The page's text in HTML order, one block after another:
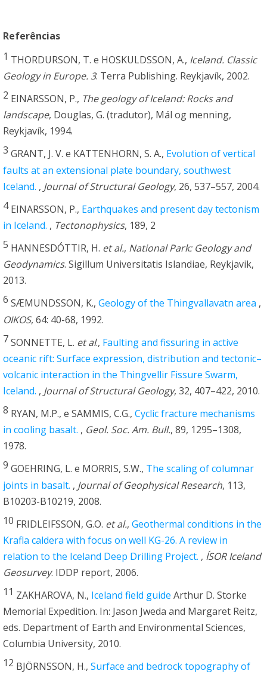
Referências
1 THORDURSON, T. e HOSKULDSSON, A., Iceland. Classic
Geology in Europe. 3. Terra Publishing. Reykjavík, 2002.
2 EINARSSON, P., The geology of Iceland: Rocks and
landscape, Douglas, G. (tradutor), Mál og menning,
Reykjavík, 1994.
3 GRANT, J. V. e KATTENHORN, S. A., Evolution of vertical
faults at an extensional plate boundary, southwest
Iceland. , Journal of Structural Geology, 26, 537–557, 2004.
4EINARSSON, P., Earthquakes and present day tectonism
in Iceland. , Tectonophysics, 189, 2
5 HANNESDÓTTIR, H. et al., National Park: Geology and
Geodynamics. Sigillum Universitatis Islandiae, Reykjavik,
2013.
6 SÆMUNDSSON, K., Geology of the Thingvallavatn area ,
OIKOS, 64: 40-68, 1992.
7SONNETTE, L. et al., Faulting and fissuring in active
oceanic rift: Surface expression, distribution and tectonic–
volcanic interaction in the Thingvellir Fissure Swarm,
Iceland. , Journal of Structural Geology, 32, 407–422, 2010.
8 RYAN, M.P., e SAMMIS, C.G., Cyclic fracture mechanisms
in cooling basalt. , Geol. Soc. Am. Bull., 89, 1295–1308,
1978.
9 GOEHRING, L. e MORRIS, S.W., The scaling of columnar
joints in basalt. , Journal of Geophysical Research, 113,
B10203-B10219, 2008.
10 FRIDLEIFSSON, G.O. et al., Geothermal conditions in the
Krafla caldera with focus on well KG-26. A review in
relation to the Iceland Deep Drilling Project. , ÍSOR Iceland
Geosurvey. IDDP report, 2006.
11 ZAKHAROVA, N., Iceland field guide Arthur D. Storke
Memorial Expedition. In: Jason Jweda and Margaret Reitz,
eds. Department of Earth and Environmental Sciences,
Columbia University, 2010.
12 BJÖRNSSON, H., Surface and bedrock topography of